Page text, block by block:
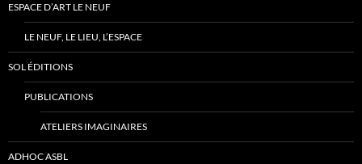
ESPACE D’ART LE NEUF
LE NEUF, LE LIEU, L’ESPACE
SOL ÉDITIONS
PUBLICATIONS
ATELIERS IMAGINAIRES
ADHOC ASBL